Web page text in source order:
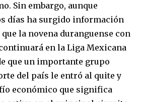
Sin embargo, aunque
días ha surgido información
la novena duranguense con
en la Liga Mexicana
que un importante grupo
del país le entró al quite y
económico que significa